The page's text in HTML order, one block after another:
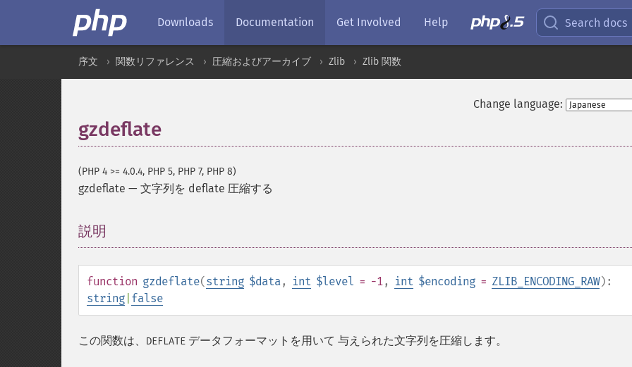
Downloads Documentation Get Involved Help Search docs
序文 関数リファレンス 圧縮およびアーカイブ Zlib Zlib 関数
Change language:
gzdeflate
(PHP 4 >= 4.0.4, PHP 5, PHP 7, PHP 8)
gzdeflate — 文字列を deflate 圧縮する
説明
function gzdeflate(string $data, int $level = -1, int $encoding = ZLIB_ENCODING_RAW):
string false
この関数は、 DEFLATE データフォーマットを用いて 与えられた文字列を圧縮します。